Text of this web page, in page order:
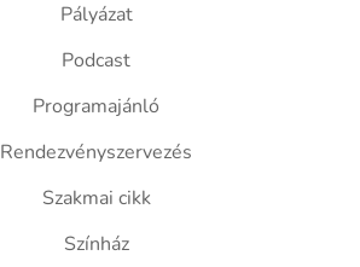
Pályázat
Podcast
Programajánló
Rendezvényszervezés
Szakmai cikk
Színház